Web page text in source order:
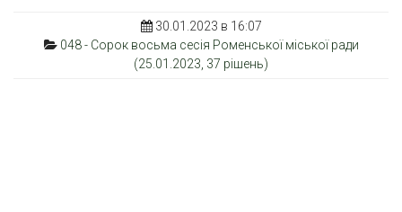
30.01.2023 в 16:07
048 - Сорок восьма сесія Роменської міської ради
(25.01.2023, 37 рішень)